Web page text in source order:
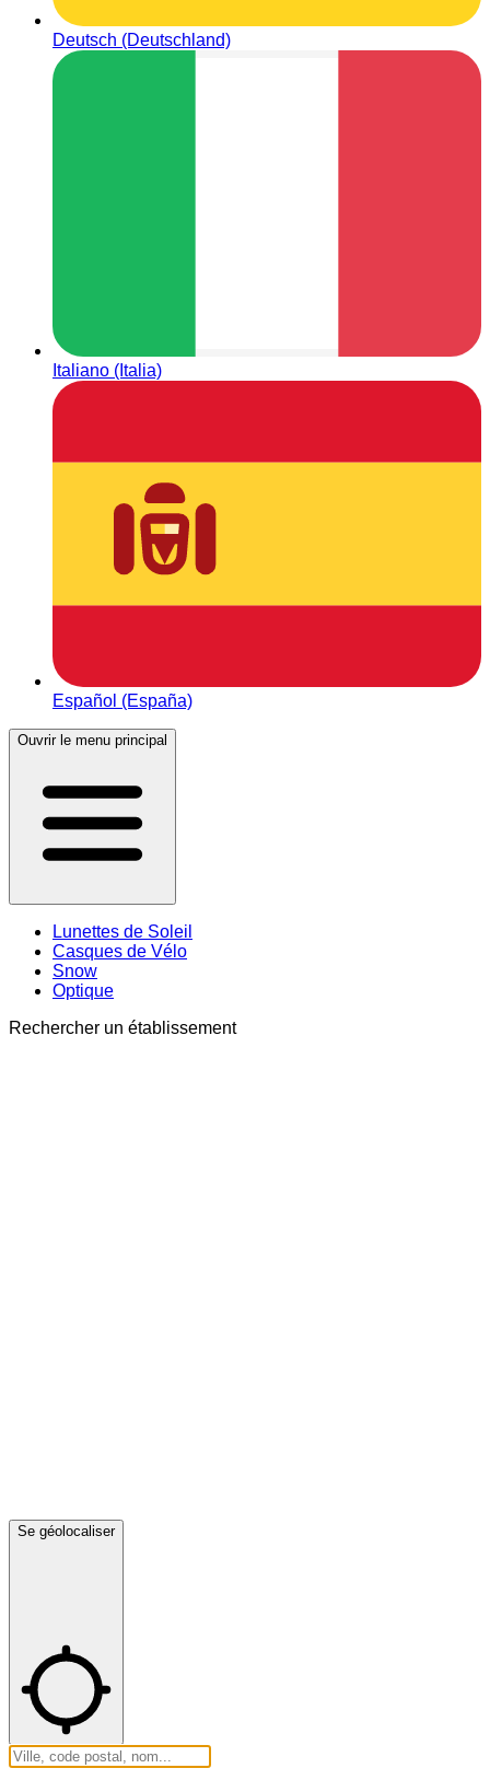
Deutsch (Deutschland)
Italiano (Italia)
Español (España)
Ouvrir le menu principal
Lunettes de Soleil
Casques de Vélo
Snow
Optique
Rechercher un établissement
Se géolocaliser